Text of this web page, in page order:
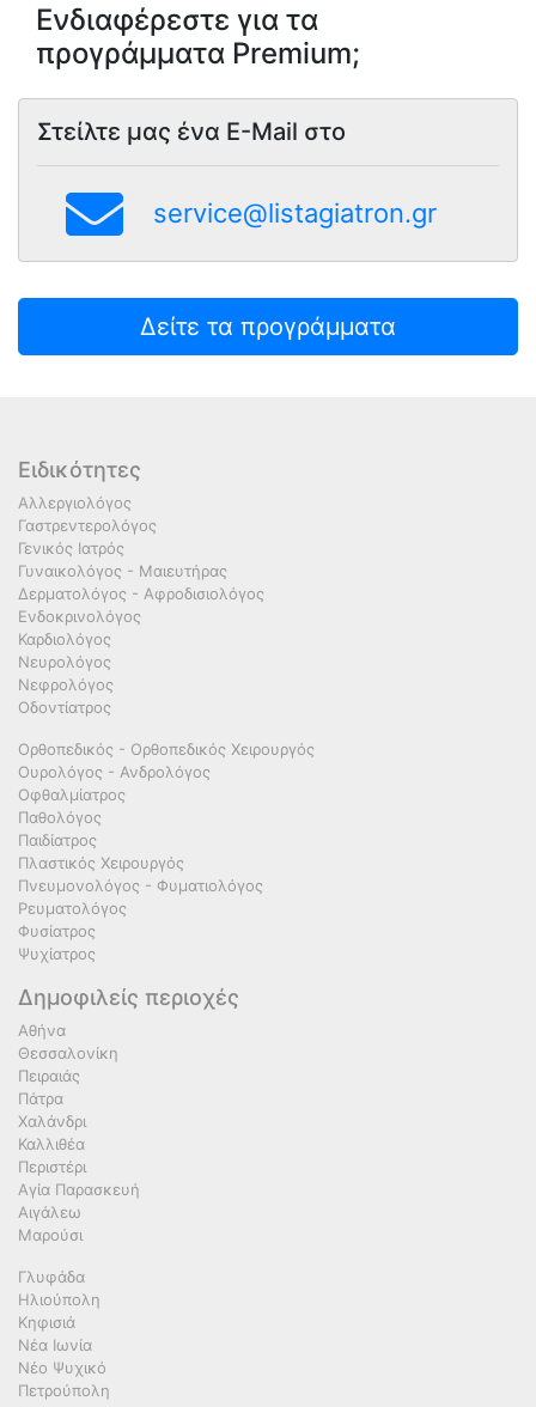
Ενδιαφέρεστε για τα
προγράμματα Premium;
Στείλτε μας ένα E-Mail στο
service@listagiatron.gr
Δείτε τα προγράμματα
Ειδικότητες
Αλλεργιολόγος
Γαστρεντερολόγος
Γενικός Ιατρός
Γυναικολόγος - Μαιευτήρας
Δερματολόγος - Αφροδισιολόγος
Ενδοκρινολόγος
Καρδιολόγος
Νευρολόγος
Νεφρολόγος
Οδοντίατρος
Ορθοπεδικός - Ορθοπεδικός Χειρουργός
Ουρολόγος - Ανδρολόγος
Οφθαλμίατρος
Παθολόγος
Παιδίατρος
Πλαστικός Χειρουργός
Πνευμονολόγος - Φυματιολόγος
Ρευματολόγος
Φυσίατρος
Ψυχίατρος
Δημοφιλείς περιοχές
Αθήνα
Θεσσαλονίκη
Πειραιάς
Πάτρα
Χαλάνδρι
Καλλιθέα
Περιστέρι
Αγία Παρασκευή
Αιγάλεω
Μαρούσι
Γλυφάδα
Ηλιούπολη
Κηφισιά
Νέα Ιωνία
Νέο Ψυχικό
Πετρούπολη